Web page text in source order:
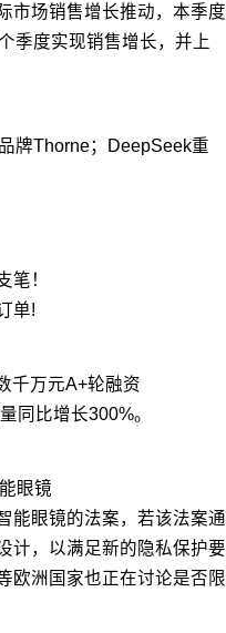
市场销售增长推动，本季度
季度实现销售增长，并上
牌Thorne；DeepSeek重
笔！
单!
千万元A+轮融资
同比增长300%。
眼镜
能眼镜的法案，若该法案通
计，以满足新的隐私保护要
欧洲国家也正在讨论是否限